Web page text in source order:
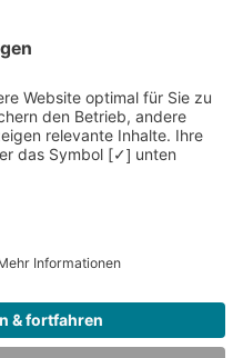
Unfall- und